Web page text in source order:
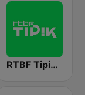
RTBF Tipik FM